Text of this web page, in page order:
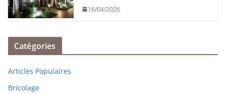
16/04/2026
Catégories
Articles Populaires
Bricolage